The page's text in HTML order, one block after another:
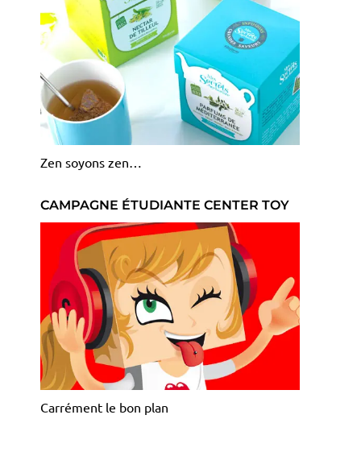
Zen soyons zen…
CAMPAGNE ÉTUDIANTE CENTER TOY
Carrément le bon plan